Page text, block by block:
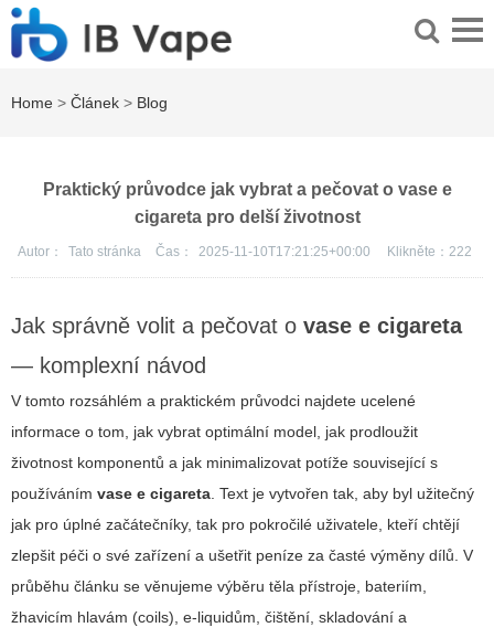
Home > Článek > Blog
Praktický průvodce jak vybrat a pečovat o vase e
cigareta pro delší životnost
Autor： Tato stránka Čas： 2025-11-10T17:21:25+00:00 Klikněte： 222
Jak správně volit a pečovat o vase e cigareta
— komplexní návod
V tomto rozsáhlém a praktickém průvodci najdete ucelené
informace o tom, jak vybrat optimální model, jak prodloužit
životnost komponentů a jak minimalizovat potíže související s
používáním vase e cigareta. Text je vytvořen tak, aby byl užitečný
jak pro úplné začátečníky, tak pro pokročilé uživatele, kteří chtějí
zlepšit péči o své zařízení a ušetřit peníze za časté výměny dílů. V
průběhu článku se věnujeme výběru těla přístroje, bateriím,
žhavicím hlavám (coils), e-liquidům, čištění, skladování a